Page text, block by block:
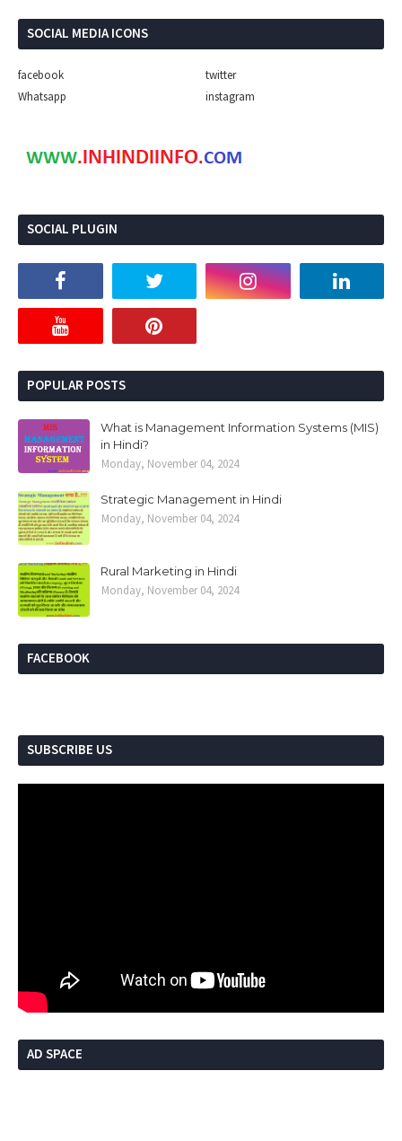
SOCIAL MEDIA ICONS
facebook
twitter
Whatsapp
instagram
SOCIAL PLUGIN
POPULAR POSTS
What is Management Information Systems (MIS)
in Hindi?
Monday, November 04, 2024
Strategic Management in Hindi
Monday, November 04, 2024
Rural Marketing in Hindi
Monday, November 04, 2024
FACEBOOK
SUBSCRIBE US
AD SPACE